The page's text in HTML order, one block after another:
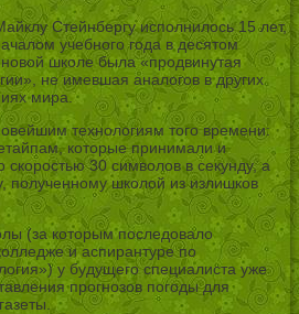
Стейнбергу исполнилось 15 лет,
учебного года в десятом
школе была «продвинутая
не имевшая аналогов в других
мира.
технологиям того времени:
которые принимали и
30 символов в секунду, а
полученному школой из излишков
(за которым последовало
и аспирантуре по
у будущего специалиста уже
прогнозов погоды для